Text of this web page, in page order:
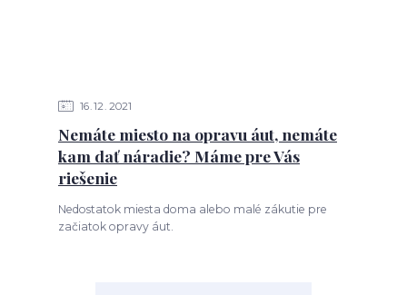
16 12 2021
Nemáte miesto na opravu áut, nemáte
kam dať náradie? Máme pre Vás
riešenie
Nedostatok miesta doma alebo malé zákutie pre
začiatok opravy áut.